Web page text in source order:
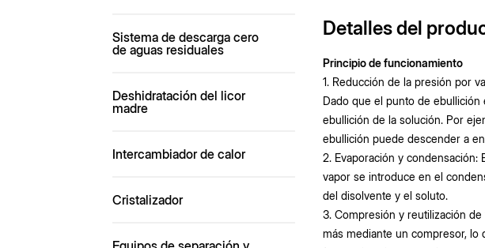
Sistema de descarga cero
de aguas residuales
Deshidratación del licor
madre
Intercambiador de calor
Cristalizador
Detalles del
Principio de funcionamiento
1. Reducción de la presión por
Dado que el punto de
ebullición de la solución. Por
ebullición puede descender a
2. Evaporación y condensación:
vapor se introduce en el
del disolvente y el soluto.
3. Compresión y reutilización
más mediante un compresor,